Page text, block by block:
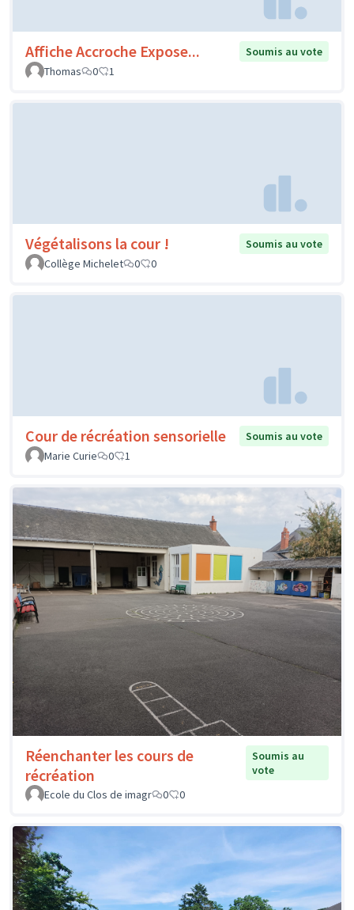
Affiche Accroche Expose...
Soumis au vote
Thomas
0 1
Végétalisons la cour !
Soumis au vote
Collège Michelet
0 0
Cour de récréation sensorielle
Soumis au vote
Marie Curie
0 1
Réenchanter les cours de
récréation
Soumis au
vote
Ecole du Clos de imagr
0 0